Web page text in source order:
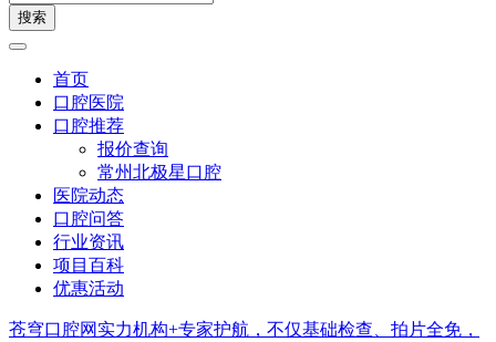
搜索
首页
口腔医院
口腔推荐
报价查询
常州北极星口腔
医院动态
口腔问答
行业资讯
项目百科
优惠活动
苍穹口腔网实力机构+专家护航，不仅基础检查、拍片全免，